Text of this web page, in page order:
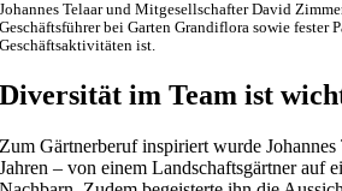
Johannes Telaar und Mitgesellschafter David
Geschäftsführer bei Garten Grandiflora sowie fester
Geschäftsaktivitäten ist.
Diversität im Team ist
Zum Gärtnerberuf inspiriert wurde Johannes
Jahren – von einem Landschaftsgärtner auf